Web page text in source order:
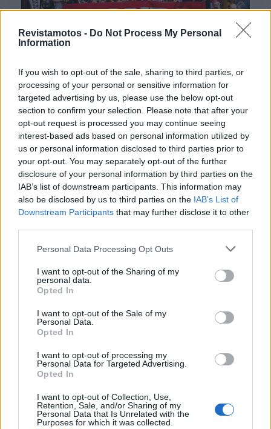
Revistamotos - Do Not Process My Personal
Information
If you wish to opt-out of the sale, sharing to third parties, or
processing of your personal or sensitive information for
targeted advertising by us, please use the below opt-out
section to confirm your selection. Please note that after your
opt-out request is processed you may continue seeing
interest-based ads based on personal information utilized by
us or personal information disclosed to third parties prior to
your opt-out. You may separately opt-out of the further
disclosure of your personal information by third parties on the
IAB’s list of downstream participants. This information may
also be disclosed by us to third parties on the IAB’s List of
Downstream Participants that may further disclose it to other
Personal Data Processing Opt Outs
I want to opt-out of the Sharing of my
personal data.
Opted In
I want to opt-out of the Sale of my
Personal Data.
Opted In
I want to opt-out of processing my
Personal Data for Targeted Advertising.
Opted In
I want to opt-out of Collection, Use,
Retention, Sale, and/or Sharing of my
Personal Data that Is Unrelated with the
Purposes for which it was collected.
EVENTO
no Norte de Portugal
O Norte de Portugal voltou a receber a comunidade Africa
Twin para mais um encontro dedicado ao mototurismo.
Desta...
POR BEATRIZ ALEXANDRE 6 AGOSTO, 2026
Kawasaki Z1100: precisão renovada e
resposta mais imediata
A Kawasaki volta a subir a fasquia no segmento das
Supernaked com a nova Z1100. O modelo representa o...